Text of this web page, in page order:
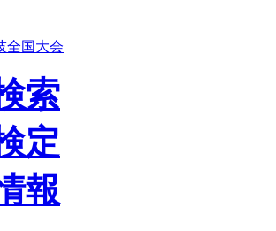
全国大会
索
定
報